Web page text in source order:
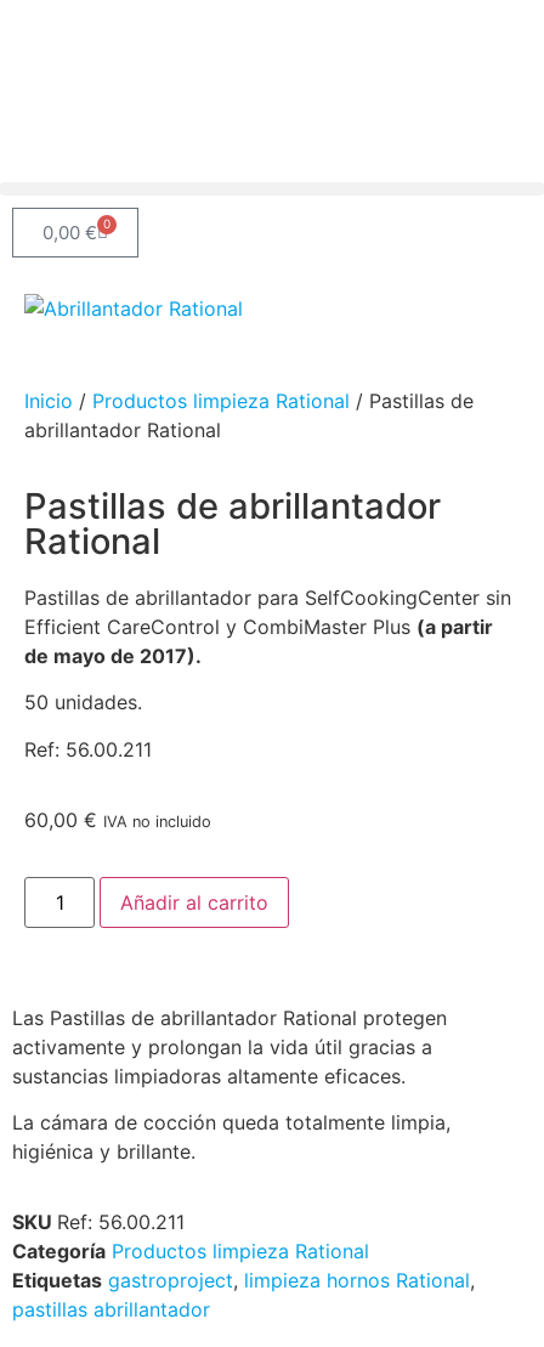
0,00 € 0
Inicio / Productos limpieza Rational / Pastillas de
abrillantador Rational
Pastillas de abrillantador
Rational
Pastillas de abrillantador para SelfCookingCenter sin
Efficient CareControl y CombiMaster Plus (a partir
de mayo de 2017).
50 unidades.
Ref: 56.00.211
60,00 € IVA no incluido
Añadir al carrito
Las Pastillas de abrillantador Rational protegen
activamente y prolongan la vida útil gracias a
sustancias limpiadoras altamente eficaces.
La cámara de cocción queda totalmente limpia,
higiénica y brillante.
SKU Ref: 56.00.211
Categoría Productos limpieza Rational
Etiquetas gastroproject, limpieza hornos Rational,
pastillas abrillantador